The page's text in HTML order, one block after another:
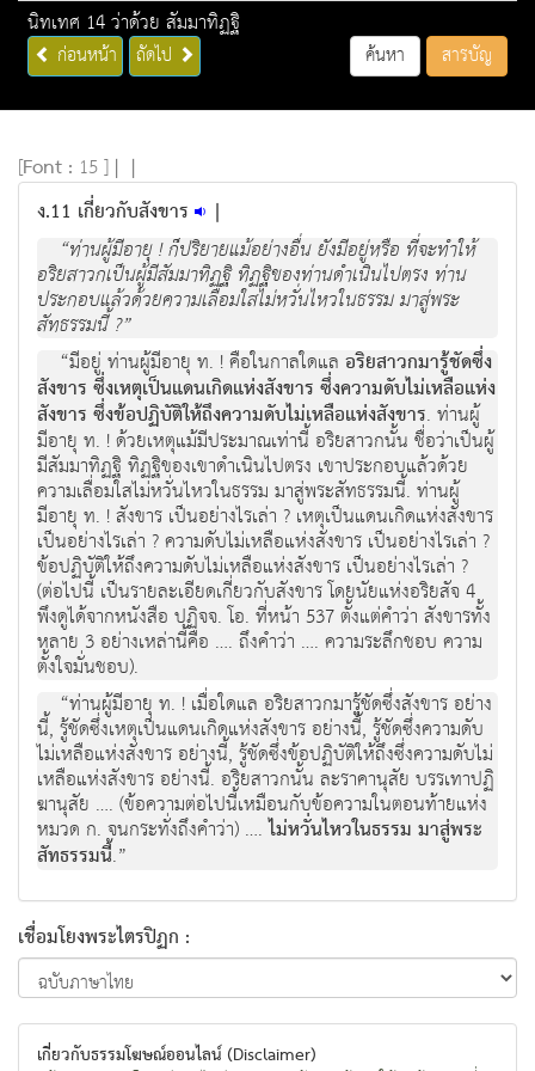
นิทเทศ 14 ว่าด้วย สัมมาทิฏฐิ
ก่อนหน้า ถัดไป ค้นหา สารบัญ
[Font : 15 ] | |
ง.11 เกี่ยวกับสังขาร |
“ท่านผู้มีอายุ ! ก็ปริยายแม้อย่างอื่น ยังมีอยู่หรือ ที่จะทำให้
อริยสาวกเป็นผู้มีสัมมาทิฏฐิ ทิฏฐิของท่านดำเนินไปตรง ท่าน
ประกอบแล้วด้วยความเลื่อมใสไม่หวั่นไหวในธรรม มาสู่พระ
สัทธรรมนี้ ?”
“มีอยู่ ท่านผู้มีอายุ ท. ! คือในกาลใดแลอริยสาวกมารู้ชัดซึ่ง
สังขาร ซึ่งเหตุเป็นแดนเกิดแห่งสังขาร ซึ่งความดับไม่เหลือแห่ง
สังขาร ซึ่งข้อปฏิบัติให้ถึงความดับไม่เหลือแห่งสังขาร. ท่านผู้
มีอายุ ท. ! ด้วยเหตุแม้มีประมาณเท่านี้ อริยสาวกนั้น ชื่อว่าเป็นผู้
มีสัมมาทิฏฐิ ทิฏฐิของเขาดำเนินไปตรง เขาประกอบแล้วด้วย
ความเลื่อมใสไม่หวั่นไหวในธรรม มาสู่พระสัทธรรมนี้. ท่านผู้
มีอายุ ท. ! สังขาร เป็นอย่างไรเล่า ? เหตุเป็นแดนเกิดแห่งสังขาร
เป็นอย่างไรเล่า ? ความดับไม่เหลือแห่งสังขาร เป็นอย่างไรเล่า ?
ข้อปฏิบัติให้ถึงความดับไม่เหลือแห่งสังขาร เป็นอย่างไรเล่า ?
(ต่อไปนี้ เป็นรายละเอียดเกี่ยวกับสังขาร โดยนัยแห่งอริยสัจ 4
พึงดูได้จากหนังสือ ปฏิจจ. โอ. ที่หน้า 537 ตั้งแต่คำว่า สังขารทั้ง
หลาย 3 อย่างเหล่านี้คือ …. ถึงคำว่า …. ความระลึกชอบ ความ
ตั้งใจมั่นชอบ).
“ท่านผู้มีอายุ ท. ! เมื่อใดแล อริยสาวกมารู้ชัดซึ่งสังขาร อย่าง
นี้, รู้ชัดซึ่งเหตุเป็นแดนเกิดแห่งสังขาร อย่างนี้, รู้ชัดซึ่งความดับ
ไม่เหลือแห่งสังขาร อย่างนี้, รู้ชัดซึ่งข้อปฏิบัติให้ถึงซึ่งความดับไม่
เหลือแห่งสังขาร อย่างนี้. อริยสาวกนั้น ละราคานุสัย บรรเทาปฏิ
ฆานุสัย …. (ข้อความต่อไปนี้เหมือนกับข้อความในตอนท้ายแห่ง
หมวด ก. จนกระทั่งถึงคำว่า) ….ไม่หวั่นไหวในธรรม มาสู่พระ
สัทธรรมนี้.”
เชื่อมโยงพระไตรปิฏก :
เกี่ยวกับธรรมโฆษณ์ออนไลน์ (Disclaimer)